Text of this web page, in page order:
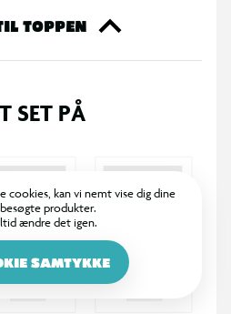
få en række eller fuld plade.
TOPPEN
SET PÅ
cookies, kan vi nemt vise dig dine
produkter.
ændre det igen.
SAMTYKKE